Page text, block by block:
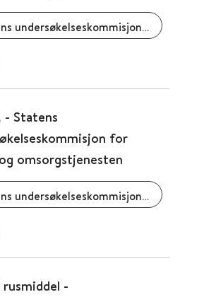
Statens undersøkelseskommisjon for helse- og omsorgstjenesten (UKOM)
- Statens
for
omsorgstjenesten
Statens undersøkelseskommisjon for helse- og omsorgstjenesten (UKOM)
-